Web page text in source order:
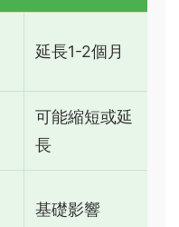
延長1-2個月
可能縮短或延
長
基礎影響